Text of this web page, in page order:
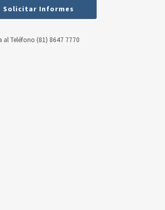
Solicitar Informes
al Teléfono (81) 8647 7770